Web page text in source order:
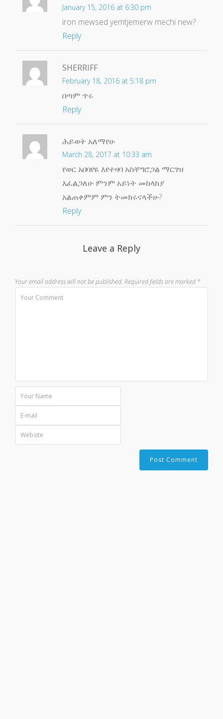
January 15, 2016 at 6:30 pm
iron mewsed yemtjemerw mechi new?
Reply
SHERRIFF
February 18, 2016 at 5:18 pm
በጣም ጥሩ
Reply
ሕይወት አለማየሁ
March 28, 2017 at 10:33 am
የወር አበባየዬ እየተዛባ አስቸግሮጋል ማርገዝ
እፈልጋለሁ ምንም አይነት መከላከያ
አልጠቀምም ምን ትመክሩናላችሁ?
Reply
Leave a Reply
Your email address will not be published. Required fields are marked *